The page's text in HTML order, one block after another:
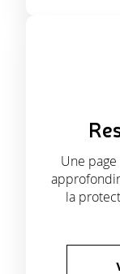
Une
la